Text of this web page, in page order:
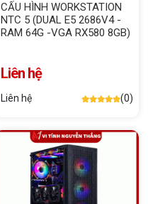
CẤU HÌNH WORKSTATION
NTC 5 (DUAL E5 2686V4 -
RAM 64G -VGA RX580 8GB)
Liên hệ
Liên hệ (0)